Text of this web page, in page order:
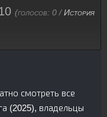
(голосов: 0/История
смотреть все
(2025), владельцы